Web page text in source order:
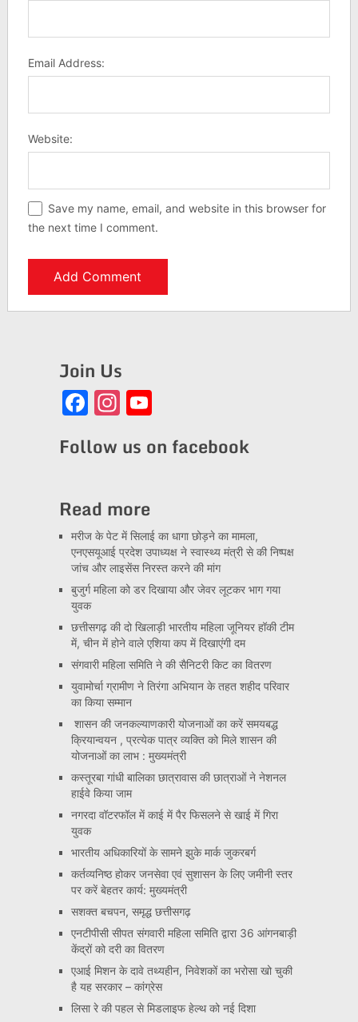
Email Address:
Website:
Save my name, email, and website in this browser for
the next time I comment.
Join Us
Facebook
Instagram
YouTube
Follow us on facebook
Read more
मरीज के पेट में सिलाई का धागा छोड़ने का मामला,
एनएसयूआई प्रदेश उपाध्यक्ष ने स्वास्थ्य मंत्री से की निष्पक्ष
जांच और लाइसेंस निरस्त करने की मांग
बुजुर्ग महिला को डर दिखाया और जेवर लूटकर भाग गया
युवक
छत्तीसगढ़ की दो खिलाड़ी भारतीय महिला जूनियर हॉकी टीम
में, चीन में होने वाले एशिया कप में दिखाएंगी दम
संगवारी महिला समिति ने की सैनिटरी किट का वितरण
युवामोर्चा ग्रामीण ने तिरंगा अभियान के तहत शहीद परिवार
का किया सम्मान
शासन की जनकल्याणकारी योजनाओं का करें समयबद्ध
क्रियान्वयन , प्रत्येक पात्र व्यक्ति को मिले शासन की
योजनाओं का लाभ : मुख्यमंत्री
कस्तूरबा गांधी बालिका छात्रावास की छात्राओं ने नेशनल
हाईवे किया जाम
नगरदा वॉटरफॉल में काई में पैर फिसलने से खाई में गिरा
युवक
भारतीय अधिकारियों के सामने झुके मार्क जुकरबर्ग
कर्तव्यनिष्ठ होकर जनसेवा एवं सुशासन के लिए जमीनी स्तर
पर करें बेहतर कार्य: मुख्यमंत्री
सशक्त बचपन, समृद्ध छत्तीसगढ़
एनटीपीसी सीपत संगवारी महिला समिति द्वारा 36 आंगनबाड़ी
केंद्रों को दरी का वितरण
एआई मिशन के दावे तथ्यहीन, निवेशकों का भरोसा खो चुकी
है यह सरकार – कांग्रेस
लिसा रे की पहल से मिडलाइफ हेल्थ को नई दिशा